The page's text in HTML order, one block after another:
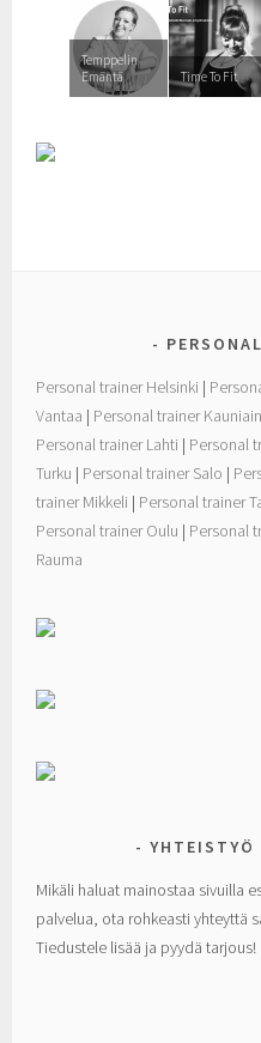
Temppelin
Emäntä
Time To Fit
Personal trainer Helsinki |
Vantaa | Personal trainer
Personal trainer Lahti | Personal
Turku | Personal trainer Salo |
trainer Mikkeli | Personal trainer
Personal trainer Oulu | Personal
Rauma
YHTEISTYÖ
Mikäli haluat mainostaa sivuilla
palvelua, ota rohkeasti yhteyttä
Tiedustele lisää ja pyydä tarjous!